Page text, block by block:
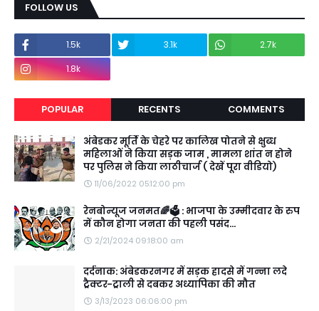
FOLLOW US
1.5k 3.1k
2.7k
1.8k
POPULAR RECENTS COMMENTS
अंबेडकर मूर्ति के चेहरे पर कालिख पोतने से क्षुब्ध
महिलाओं ने किया सड़क जाम , मामला शांत न होने
पर पुलिस ने किया लाठीचार्ज ( देखें पूरा वीडियो)
11/06/2022 05:12:00 pm
रेनबोन्यूज जनमत🌈🗳️ : भाजपा के उम्मीदवार के रुप
में कौन होगा जनता की पहली पसंद...
2/21/2024 09:18:00 am
दर्दनाक: अंबेडकरनगर में सड़क हादसे में गन्ना लदे
ट्रैक्टर-ट्राली से दबकर अध्यापिका की मौत
3/13/2023 06:06:00 pm